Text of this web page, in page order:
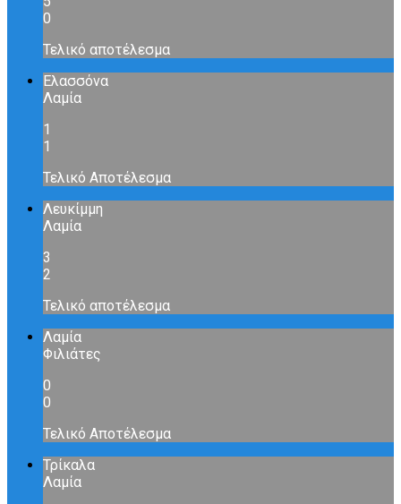
0
Τελικό αποτέλεσμα
Ελασσόνα
Λαμία
1
1
Τελικό Αποτέλεσμα
Λευκίμμη
Λαμία
3
2
Τελικό αποτέλεσμα
Λαμία
Φιλιάτες
0
0
Τελικό Αποτέλεσμα
Τρίκαλα
Λαμία